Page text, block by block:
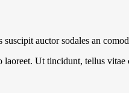
auctor sodales an
Ut tincidunt, tellus